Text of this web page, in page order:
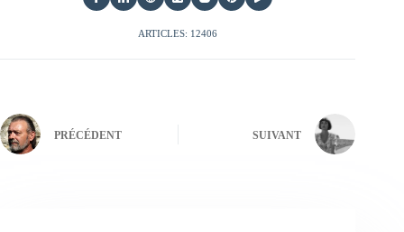
ARTICLES: 12406
PRÉCÉDENT SUIVANT